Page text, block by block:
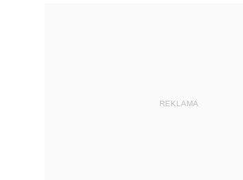
REKLAMA